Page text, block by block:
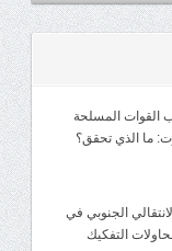
القوات المسلحة
ما الذي تحقق؟
الجنوبي في
التفكيك